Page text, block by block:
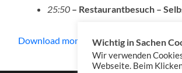
25:50 – Restaurantbesuch –
Download mono Wichtig in Sachen
Wir verwenden
Webseite. Beim